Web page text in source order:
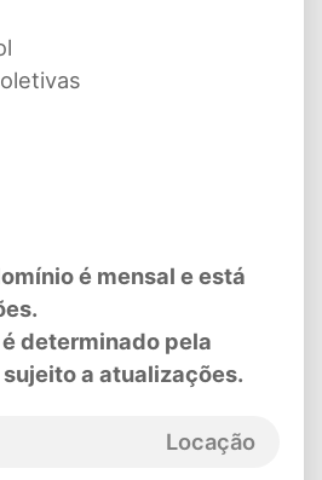
é mensal e está
determinado pela
a atualizações.
Locação